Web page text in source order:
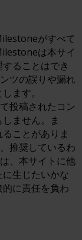
がすべて
は本サイ
ることはでき
ツの誤りや漏れ
ます。
投稿されたコン
ません。ま
ことがありま
推奨しているわ
、本サイトに他
生じたいかな
に責任を負わ